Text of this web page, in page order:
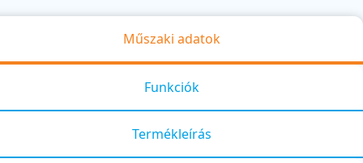
Műszaki adatok
Funkciók
Termékleírás